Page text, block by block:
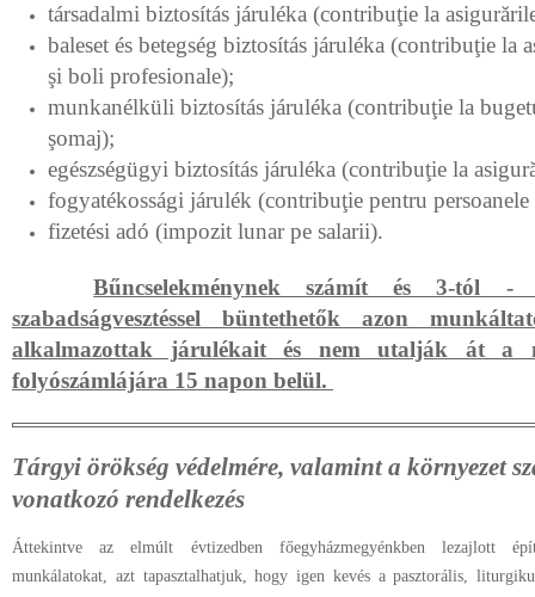
társadalmi biztosítás járuléka (contribuţie la
baleset és betegség biztosítás járuléka (contribuţie la
şi boli profesionale);
munkanélküli biztosítás járuléka (contribuţie la
şomaj);
egészségügyi biztosítás járuléka (contribuţie la
fogyatékossági járulék (contribuţie pentru
fizetési adó (impozit lunar pe salarii).
Bűncselekménynek számít és 3-tól
szabadságvesztéssel büntethetők azon
alkalmazottak járulékait és nem utalják át a
folyószámlájára 15 napon belül.
Tárgyi örökség védelmére, valamint a környezet
vonatkozó rendelkezés
Áttekintve az elmúlt évtizedben főegyházmegyénkben lezajlott
munkálatokat, azt tapasztalhatjuk, hogy igen kevés a pasztorális,